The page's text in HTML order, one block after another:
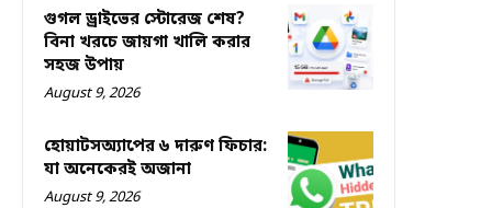
গুগল ড্রাইভের স্টোরেজ শেষ?
বিনা খরচে জায়গা খালি করার
সহজ উপায়
August 9, 2026
হোয়াটসঅ্যাপের ৬ দারুণ ফিচার:
যা অনেকেরই অজানা
August 9, 2026